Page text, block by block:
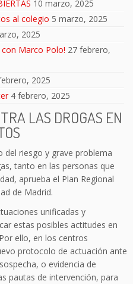
10 marzo, 2025
al colegio 5 marzo, 2025
2025
con Marco Polo! 27 febrero,
2025
4 febrero, 2025
LAS DROGAS EN
del riesgo y grave problema
tanto en las personas que
aprueba el Plan Regional
de Madrid.
unificadas y
estas posibles actitudes en
ello, en los centros
protocolo de actuación ante
o evidencia de
pautas de intervención, para